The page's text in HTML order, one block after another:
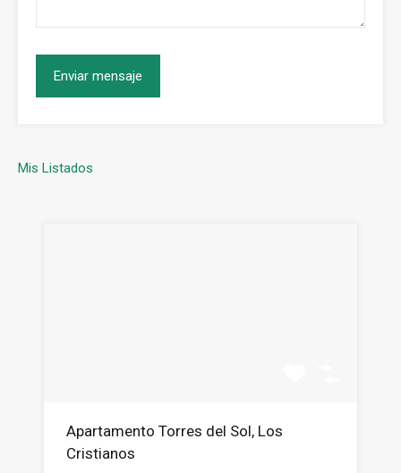
Mis Listados
Apartamento Torres del Sol, Los
Cristianos